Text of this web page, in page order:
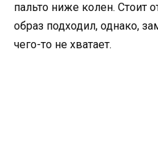
пальто ниже колен. Стоит
образ подходил, однако,
чего-то не хватает.